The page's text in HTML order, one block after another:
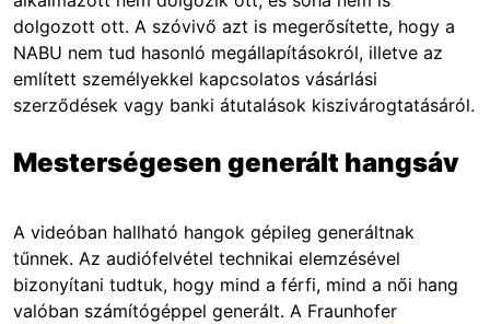
dolgozott ott. A szóvivő azt is megerősítette, hogy a
NABU nem tud hasonló megállapításokról, illetve az
említett személyekkel kapcsolatos vásárlási
szerződések vagy banki átutalások kiszivárogtatásáról.
Mesterségesen generált hangsáv
A videóban hallható hangok gépileg generáltnak
tűnnek. Az audiófelvétel technikai elemzésével
bizonyítani tudtuk, hogy mind a férfi, mind a női hang
valóban számítógéppel generált. A Fraunhofer